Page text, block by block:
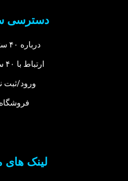
دسترسی
درباره ۴۰ ستون
ارتباط با ۴۰ ستون
ورود/ثبت
فروشگاه
لینک های